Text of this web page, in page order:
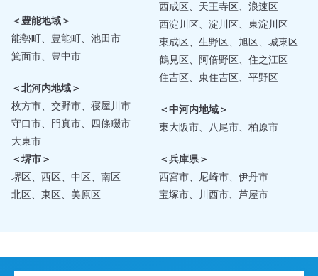
＜豊能地域＞
能勢町、豊能町、池田市
箕面市、豊中市
＜北河内地域＞
枚方市、交野市、寝屋川市
守口市、門真市、四條畷市
大東市
西成区、天王寺区、浪速区
西淀川区、淀川区、東淀川区
東成区、生野区、旭区、城東区
鶴見区、阿倍野区、住之江区
住吉区、東住吉区、平野区
＜中河内地域＞
東大阪市、八尾市、柏原市
＜堺市＞
堺区、西区、中区、南区
北区、東区、美原区
＜兵庫県＞
西宮市、尼崎市、伊丹市
宝塚市、川西市、芦屋市